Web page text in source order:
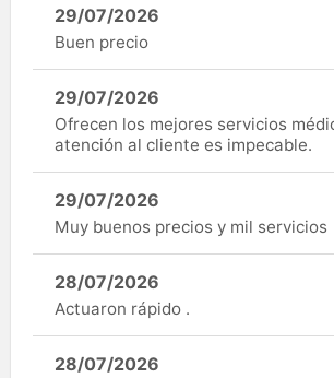
29/07/2026
Buen precio
29/07/2026
Ofrecen los mejores servicios
atención al cliente es impecable.
29/07/2026
Muy buenos precios y mil servicios
28/07/2026
Actuaron rápido .
28/07/2026